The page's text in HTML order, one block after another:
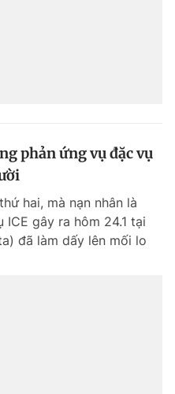
phản ứng vụ đặc vụ
hai, mà nạn nhân là
gây ra hôm 24.1 tại
đã làm dấy lên mối lo